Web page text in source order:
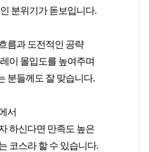
분위기가 돋보입니다.
름과 도전적인 공략
이 몰입도를 높여주며
분들께도 잘 맞습니다.
서
하신다면 만족도 높은
코스라 할 수 있습니다.